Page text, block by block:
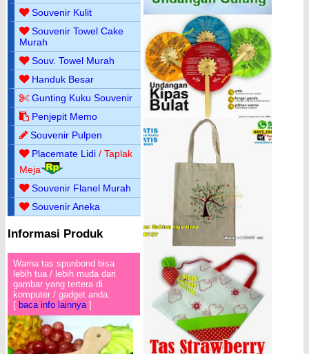
Souvenir Kulit
Souvenir Towel Cake
Murah
Souv. Towel Murah
Handuk Besar
Gunting Kuku Souvenir
Penjepit Memo
Souvenir Pulpen
Placemate Lidi / Taplak
Meja
Souvenir Flanel Murah
Souvenir Aneka
Informasi Produk
Warna tas spunbond bisa
lebih tua / lebih muda dari
gambar yang tertera di
komputer / gadget anda.
[ baca info lainnya]